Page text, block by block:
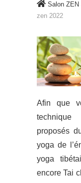
Salon ZEN
zen 2022
Afin que
proposés
yoga de
yoga
encore Tai